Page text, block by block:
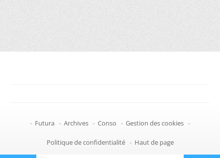
- Futura - Archives - Conso - Gestion des cookies -
Politique de confidentialité - Haut de page